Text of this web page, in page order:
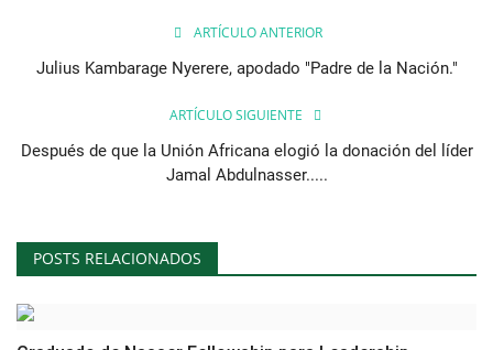
ARTÍCULO ANTERIOR
Julius Kambarage Nyerere, apodado "Padre de la Nación."
ARTÍCULO SIGUIENTE
Después de que la Unión Africana elogió la donación del líder
Jamal Abdulnasser.....
POSTS RELACIONADOS